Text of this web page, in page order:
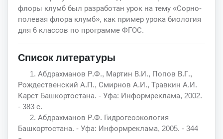
флоры клумб был разработан урок на тему «Сорно-
полевая флора клумб», как пример урока биология
для 6 классов по программе ФГОС.
Список литературы
1. Абдрахманов Р.Ф., Мартин В.И., Попов В.Г.,
Рождественский А.П., Смирнов А.И., Травкин А.И.
Карст Башкортостана. - Уфа: Информреклама, 2002.
- 383 с.
2. Абдрахманов Р.Ф. Гидрогеоэкология
Башкортостана. - Уфа: Информреклама, 2005. - 344